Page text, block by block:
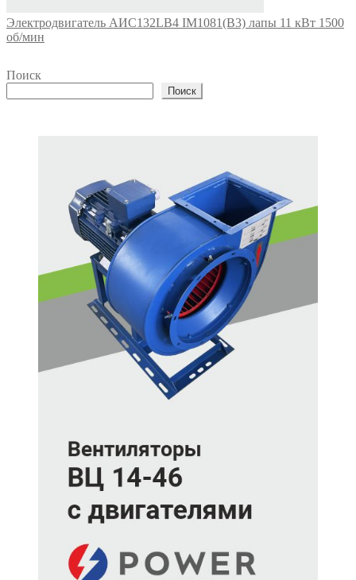
Электродвигатель АИС132LВ4 IM1081(B3) лапы 11 кВт 1500
об/мин
Поиск
Поиск